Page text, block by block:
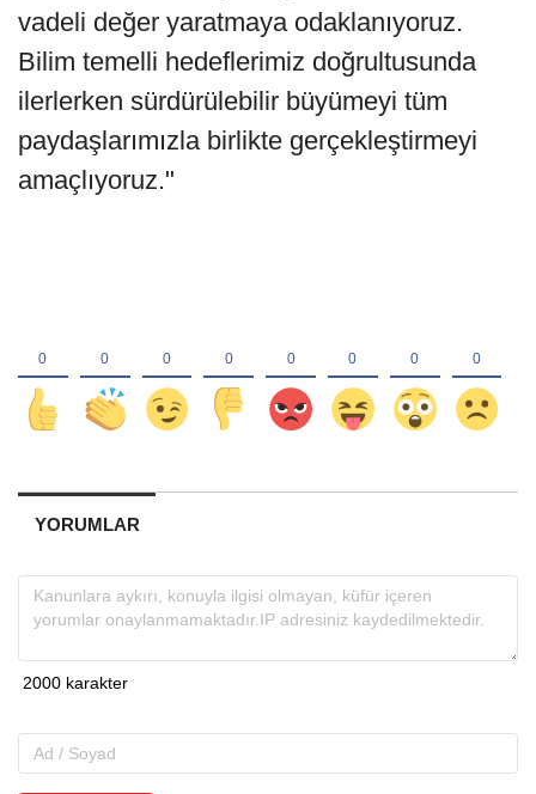
vadeli değer yaratmaya odaklanıyoruz.
Bilim temelli hedeflerimiz doğrultusunda
ilerlerken sürdürülebilir büyümeyi tüm
paydaşlarımızla birlikte gerçekleştirmeyi
amaçlıyoruz."
YORUMLAR